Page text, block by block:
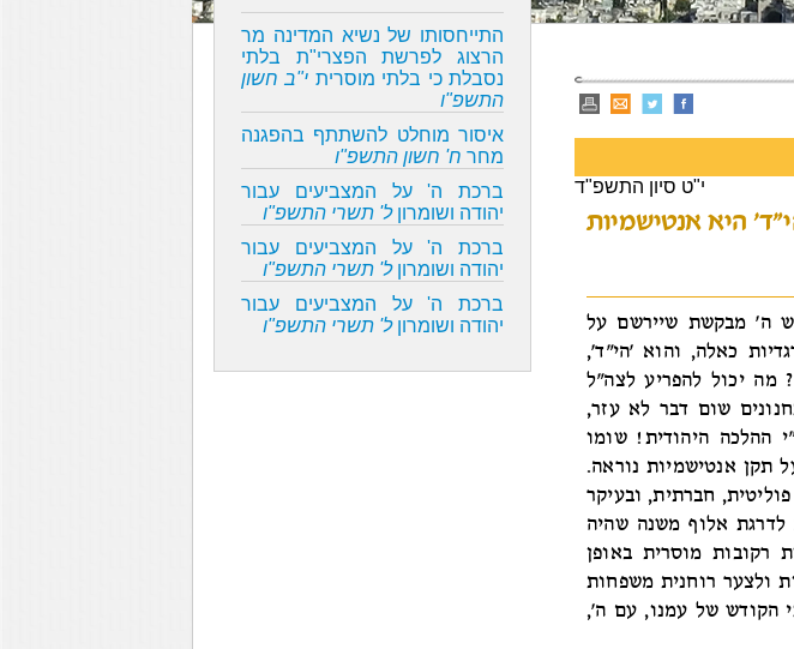
י"ט סיון התשפ"ד
היא אנטישמיות
ה' מבקשת שיירשם על
כאלה, והוא 'הי"ד',
מה יכול להפריע לצה"ל
שום דבר לא עזר,
ההלכה היהודית! שומו
תקן אנטישמיות נוראה.
חברתית, ובעיקר
לדרגת אלוף משנה שהיה
רקובות מוסרית באופן
ולצער רוחנית משפחות
הקודש של עמנו, עם ה',
התייחסותו של נשיא המדינה מר
הרצוג לפרשת הפצרי"ת בלתי
נסבלת כי בלתי מוסרית י"ב חשון
התשפ"ו
איסור מוחלט להשתתף בהפגנה
מחר ח' חשון התשפ"ו
ברכת ה' על המצביעים עבור
יהודה ושומרון ל' תשרי התשפ"ו
ברכת ה' על המצביעים עבור
יהודה ושומרון ל' תשרי התשפ"ו
ברכת ה' על המצביעים עבור
יהודה ושומרון ל' תשרי התשפ"ו